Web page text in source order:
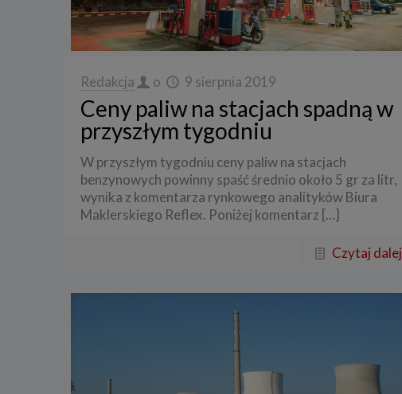
Redakcja o 9 sierpnia 2019
Ceny paliw na stacjach spadną w
przyszłym tygodniu
W przyszłym tygodniu ceny paliw na stacjach
benzynowych powinny spaść średnio około 5 gr za litr,
wynika z komentarza rynkowego analityków Biura
Maklerskiego Reflex. Poniżej komentarz […]
Czytaj dalej